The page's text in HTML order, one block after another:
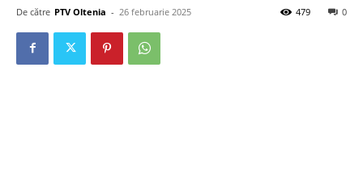
De către PTV Oltenia - 26 februarie 2025 0
479